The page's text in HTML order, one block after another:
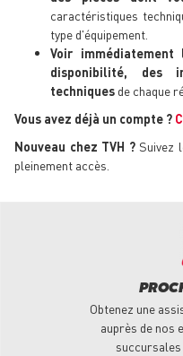
caractéristiques
type d'équipement.
Voir
disponibilité, des
techniques de chaque
Vous avez déjà un compte ?
Nouveau chez TVH ?Suivez
pleinement accès.
Obtenez une
auprès de nos
succursales